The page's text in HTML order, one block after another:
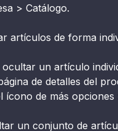
> Catálogo.
artículos de forma
ocultar un artículo
de detalles del
ícono de más
un conjunto de